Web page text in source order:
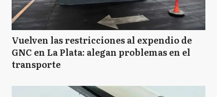
Vuelven las restricciones al expendio de
GNC en La Plata: alegan problemas en el
transporte